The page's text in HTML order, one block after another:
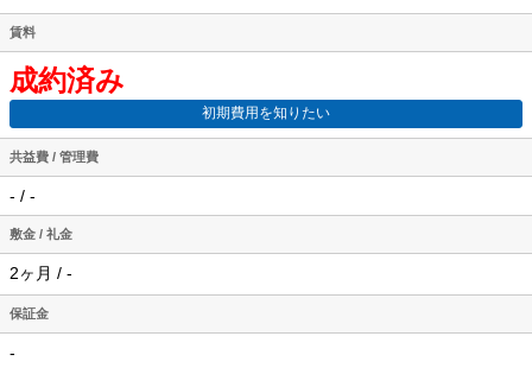
賃料
成約済み
初期費用を知りたい
共益費 / 管理費
- / -
敷金 / 礼金
2ヶ月 / -
保証金
-